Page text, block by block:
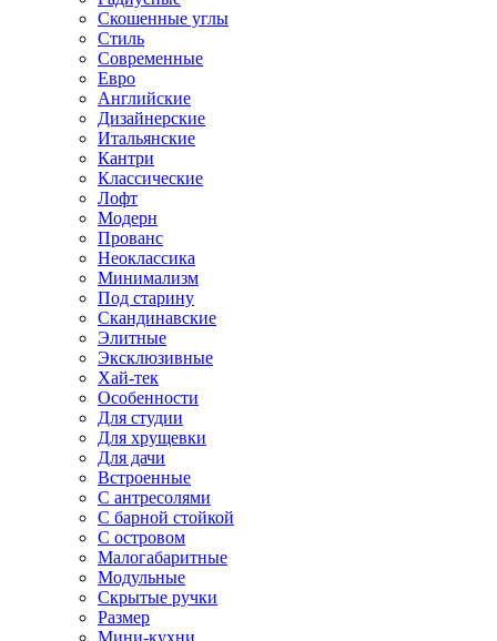
Скошенные углы
Стиль
Современные
Евро
Английские
Дизайнерские
Итальянские
Кантри
Классические
Лофт
Модерн
Прованс
Неоклассика
Минимализм
Под старину
Скандинавские
Элитные
Эксклюзивные
Хай-тек
Особенности
Для студии
Для хрущевки
Для дачи
Встроенные
С антресолями
С барной стойкой
С островом
Малогабаритные
Модульные
Скрытые ручки
Размер
Мини-кухни